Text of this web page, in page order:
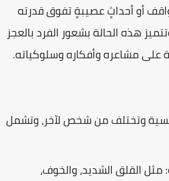
أو أحداثٍ عصيبةٍ تفوق قدرته
هذه الحالة بشعور الفرد بالعجز
على مشاعره وأفكاره وسلوكياته.
وتختلف من شخص لآخر، وتشمل
مثل القلق الشديد، والخوف،